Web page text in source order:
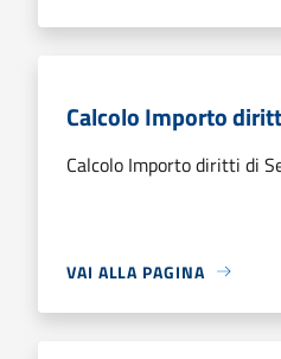
Calcolo Importo
Calcolo Importo diritti di
VAI ALLA PAGINA